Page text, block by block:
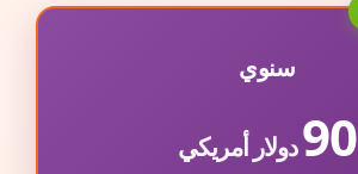
سنوي
90دولار أمريكي